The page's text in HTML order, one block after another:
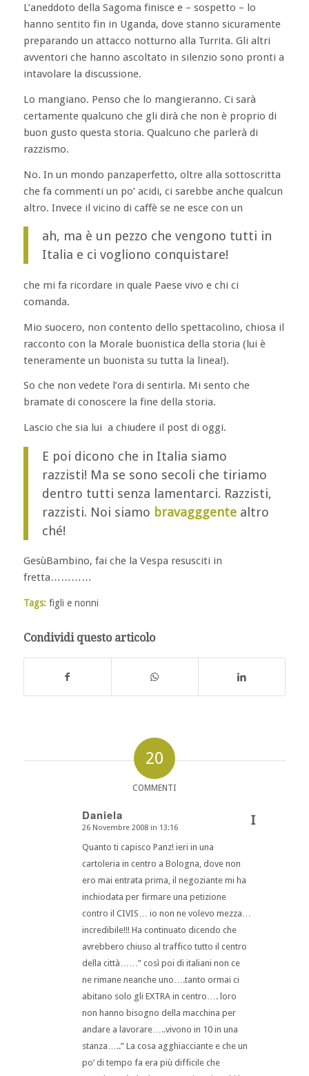
L’aneddoto della Sagoma finisce e – sospetto – lo
hanno sentito fin in Uganda, dove stanno sicuramente
preparando un attacco notturno alla Turrita. Gli altri
avventori che hanno ascoltato in silenzio sono pronti a
intavolare la discussione.
Lo mangiano. Penso che lo mangieranno. Ci sarà
certamente qualcuno che gli dirà che non è proprio di
buon gusto questa storia. Qualcuno che parlerà di
razzismo.
No. In un mondo panzaperfetto, oltre alla sottoscritta
che fa commenti un po’ acidi, ci sarebbe anche qualcun
altro. Invece il vicino di caffè se ne esce con un
ah, ma è un pezzo che vengono tutti in
Italia e ci vogliono conquistare!
che mi fa ricordare in quale Paese vivo e chi ci
comanda.
Mio suocero, non contento dello spettacolino, chiosa il
racconto con la Morale buonistica della storia (lui è
teneramente un buonista su tutta la linea!).
So che non vedete l’ora di sentirla. Mi sento che
bramate di conoscere la fine della storia.
Lascio che sia lui a chiudere il post di oggi.
E poi dicono che in Italia siamo
razzisti! Ma se sono secoli che tiriamo
dentro tutti senza lamentarci. Razzisti,
razzisti. Noi siamo bravagggentealtro
ché!
GesùBambino, fai che la Vespa resusciti in
fretta…………
Tags: figli e nonni
Condividi questo articolo
20
COMMENTI
Daniela
dice:
26 Novembre 2008 in 13:16
Quanto ti capisco Panz! ieri in una
cartoleria in centro a Bologna, dove non
ero mai entrata prima, il negoziante mi ha
inchiodata per firmare una petizione
contro il CIVIS… io non ne volevo mezza…
incredibile!!! Ha continuato dicendo che
avrebbero chiuso al traffico tutto il centro
della città……” così poi di italiani non ce
ne rimane neanche uno….tanto ormai ci
abitano solo gli EXTRA in centro…. loro
non hanno bisogno della macchina per
andare a lavorare…..vivono in 10 in una
stanza…..” La cosa agghiacciante e che un
po’ di tempo fa era più difficile che
I